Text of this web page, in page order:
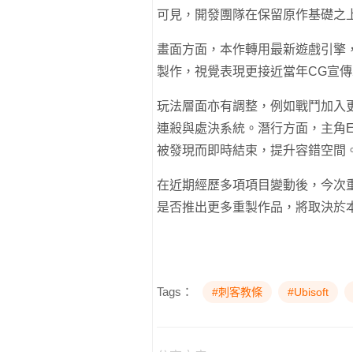
可見，開發團隊在保留原作基礎之
畫面方面，本作轉用最新遊戲引擎
製作，視覺表現更接近當年CG宣
玩法層面亦有調整，例如戰鬥加入
連殺與處決系統。潛行方面，主角
被發現而即時結束，提升容錯空間
在近期經歷多項項目變動後，今次
是否推出更多重製作品，將取決於
Tags： #刺客教條 #Ubisoft